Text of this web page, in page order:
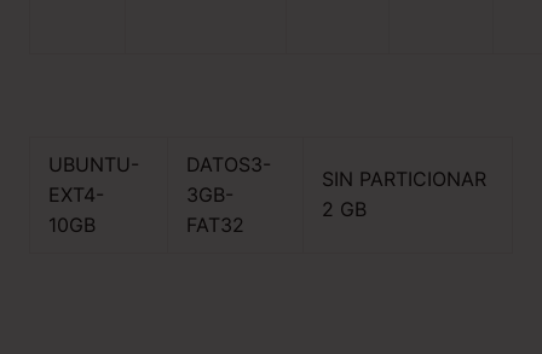
UBUNTU-
EXT4-
10GB
DATOS3-
3GB-
FAT32
SIN PARTICIONAR
2 GB